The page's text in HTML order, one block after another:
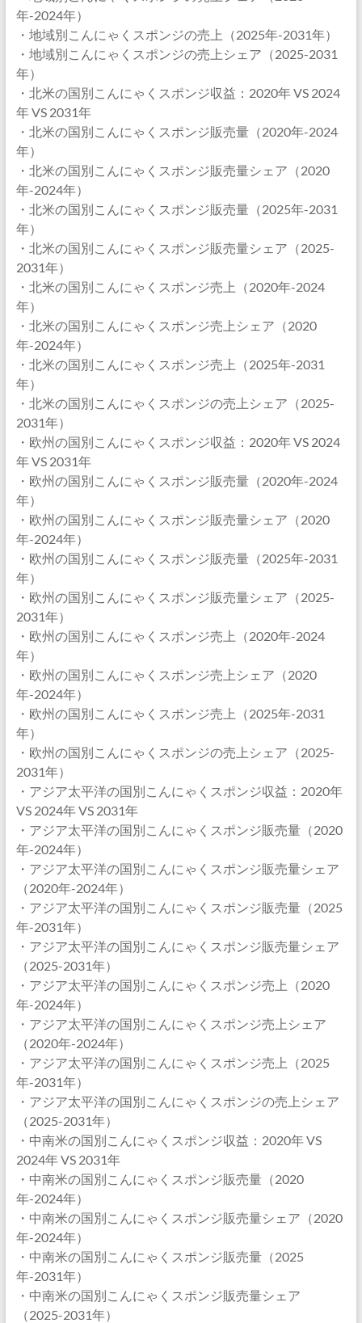
年-2024年）
・地域別こんにゃくスポンジの売上（2025年-2031年）
・地域別こんにゃくスポンジの売上シェア（2025-2031
年）
・北米の国別こんにゃくスポンジ収益：2020年 VS 2024
年 VS 2031年
・北米の国別こんにゃくスポンジ販売量（2020年-2024
年）
・北米の国別こんにゃくスポンジ販売量シェア（2020
年-2024年）
・北米の国別こんにゃくスポンジ販売量（2025年-2031
年）
・北米の国別こんにゃくスポンジ販売量シェア（2025-
2031年）
・北米の国別こんにゃくスポンジ売上（2020年-2024
年）
・北米の国別こんにゃくスポンジ売上シェア（2020
年-2024年）
・北米の国別こんにゃくスポンジ売上（2025年-2031
年）
・北米の国別こんにゃくスポンジの売上シェア（2025-
2031年）
・欧州の国別こんにゃくスポンジ収益：2020年 VS 2024
年 VS 2031年
・欧州の国別こんにゃくスポンジ販売量（2020年-2024
年）
・欧州の国別こんにゃくスポンジ販売量シェア（2020
年-2024年）
・欧州の国別こんにゃくスポンジ販売量（2025年-2031
年）
・欧州の国別こんにゃくスポンジ販売量シェア（2025-
2031年）
・欧州の国別こんにゃくスポンジ売上（2020年-2024
年）
・欧州の国別こんにゃくスポンジ売上シェア（2020
年-2024年）
・欧州の国別こんにゃくスポンジ売上（2025年-2031
年）
・欧州の国別こんにゃくスポンジの売上シェア（2025-
2031年）
・アジア太平洋の国別こんにゃくスポンジ収益：2020年
VS 2024年 VS 2031年
・アジア太平洋の国別こんにゃくスポンジ販売量（2020
年-2024年）
・アジア太平洋の国別こんにゃくスポンジ販売量シェア
（2020年-2024年）
・アジア太平洋の国別こんにゃくスポンジ販売量（2025
年-2031年）
・アジア太平洋の国別こんにゃくスポンジ販売量シェア
（2025-2031年）
・アジア太平洋の国別こんにゃくスポンジ売上（2020
年-2024年）
・アジア太平洋の国別こんにゃくスポンジ売上シェア
（2020年-2024年）
・アジア太平洋の国別こんにゃくスポンジ売上（2025
年-2031年）
・アジア太平洋の国別こんにゃくスポンジの売上シェア
（2025-2031年）
・中南米の国別こんにゃくスポンジ収益：2020年 VS
2024年 VS 2031年
・中南米の国別こんにゃくスポンジ販売量（2020
年-2024年）
・中南米の国別こんにゃくスポンジ販売量シェア（2020
年-2024年）
・中南米の国別こんにゃくスポンジ販売量（2025
年-2031年）
・中南米の国別こんにゃくスポンジ販売量シェア
（2025-2031年）